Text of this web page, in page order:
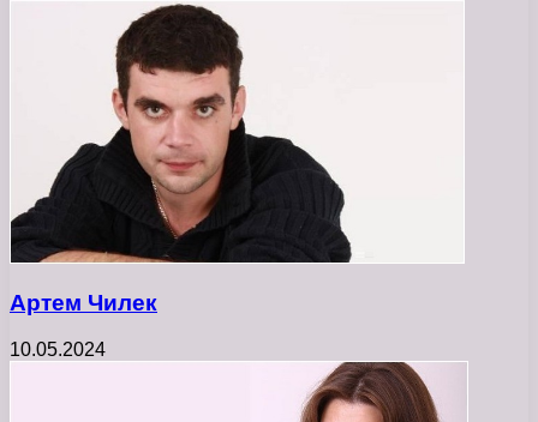
Артем Чилек
10.05.2024